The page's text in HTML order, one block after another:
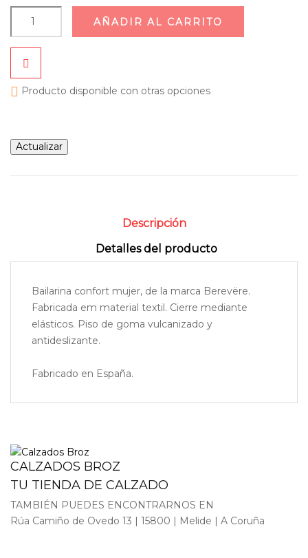
AÑADIR AL CARRITO
 Producto disponible con otras opciones
Descripción
Detalles del producto
Bailarina confort mujer, de la marca Berevëre.
Fabricada em material textil. Cierre mediante
elásticos. Piso de goma vulcanizado y
antideslizante.
Fabricado en España.
CALZADOS BROZ
TU TIENDA DE CALZADO
TAMBIÉN PUEDES ENCONTRARNOS EN
Rúa Camiño de Ovedo 13 | 15800 | Melide | A Coruña